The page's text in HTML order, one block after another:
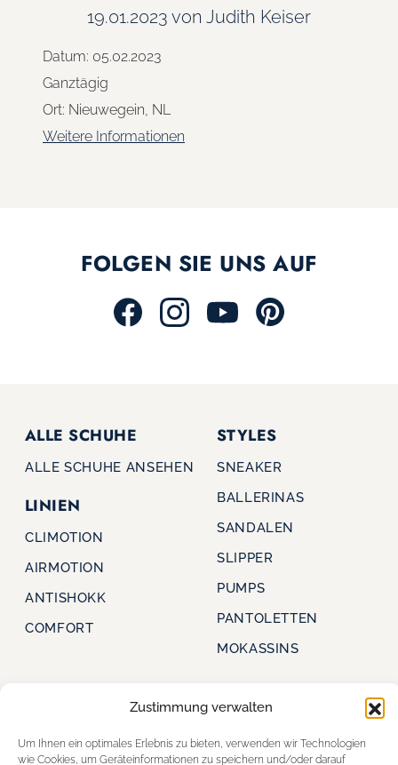
Zustimmung verwalten
Um Ihnen ein optimales Erlebnis zu bieten, verwenden wir Technologien
wie Cookies, um Geräteinformationen zu speichern und/oder darauf
19.01.2023 von Judith Keiser
Datum: 05.02.2023
Ganztägig
Ort: Nieuwegein, NL
Weitere Informationen
FOLGEN SIE UNS AUF
ALLE SCHUHE
ALLE SCHUHE ANSEHEN
LINIEN
CLIMOTION
AIRMOTION
ANTISHOKK
COMFORT
STYLES
SNEAKER
BALLERINAS
SANDALEN
SLIPPER
PUMPS
PANTOLETTEN
MOKASSINS
STARTSEITE
FÜR HÄNDLER
FÜR HÄNDLER